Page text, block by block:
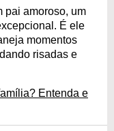
pai amoroso, um
É ele
momentos
risadas e
Entenda e